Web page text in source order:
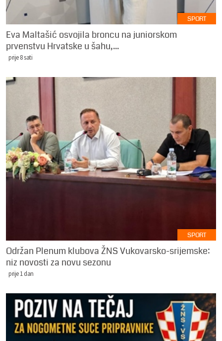
SPORT
Eva Maltašić osvojila broncu na juniorskom
prvenstvu Hrvatske u šahu,...
prije 8 sati
SPORT
Održan Plenum klubova ŽNS Vukovarsko-srijemske:
niz novosti za novu sezonu
prije 1 dan